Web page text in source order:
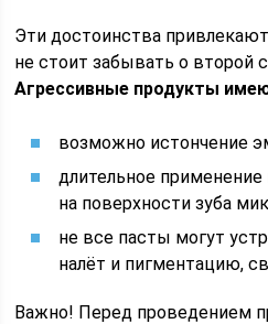
Эти достоинства
не стоит забывать о второй
Агрессивные продукты
возможно истончение
длительное
на поверхности зуба
не все пасты могут
налёт и пигментацию,
Важно! Перед проведением